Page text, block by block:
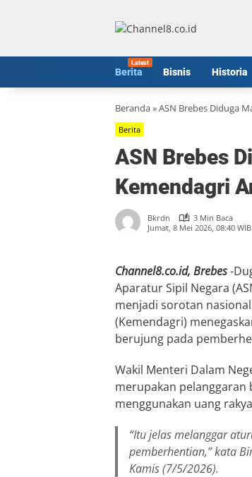
Berita Bisnis Historia
Beranda»ASN Brebes Diduga
Berita
ASN Brebes
Kemendagri
Bkrdn
3 Min Baca
Jumat, 8 Mei 2026, 08:40 WIB
Channel8.co.id, Brebes-
Aparatur Sipil Negara
menjadi sorotan
(Kemendagri)
berujung pada
Wakil Menteri Dalam
merupakan pelanggaran
menggunakan uang
“Itu jelas melanggar
pemberhentian,” kata
Kamis (7/5/2026).